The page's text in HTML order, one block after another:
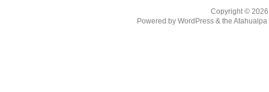
Copyright ©
Powered by WordPress& the Atahualpa